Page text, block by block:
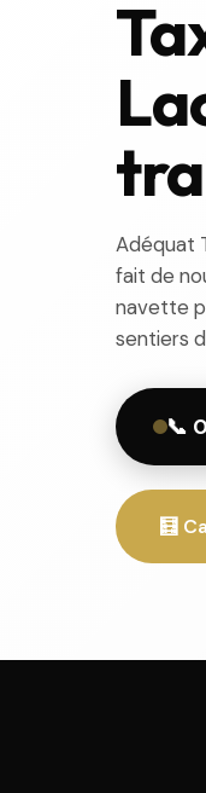
Adéquat
fait de
navette
sentiers
📞
🧮